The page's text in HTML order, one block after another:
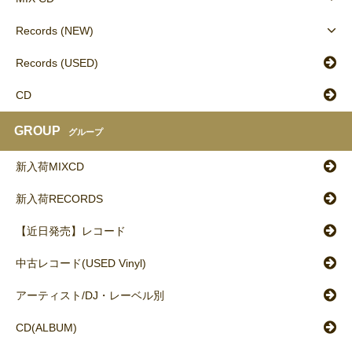
Records (NEW)
Records (USED)
CD
GROUP グループ
新入荷MIXCD
新入荷RECORDS
【近日発売】レコード
中古レコード(USED Vinyl)
アーティスト/DJ・レーベル別
CD(ALBUM)